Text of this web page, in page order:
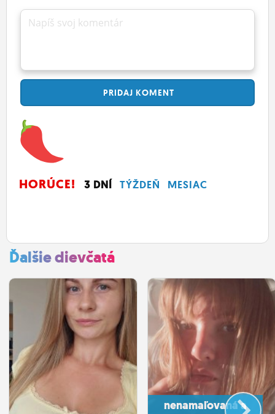
Napíš svoj komentár
PRIDAJ KOMENT
HORÚCE! 3 DNÍ TÝŽDEŇ MESIAC
Ďalšie dievčatá
nenamaľovaná a